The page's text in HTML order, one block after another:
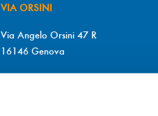
VIA ORSINI
Via Angelo Orsini 47 R
16146 Genova